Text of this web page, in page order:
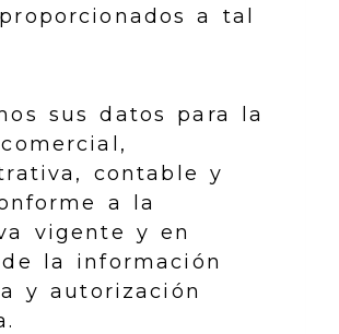
a tal
sus datos para la
contable y
a la
vigente y en
la información
y autorización